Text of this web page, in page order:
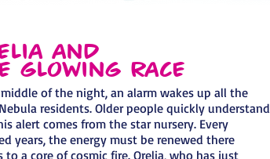
and
Glowing Race
of the night, an alarm wakes up all the
residents. Older people quickly understand
alert comes from the star nursery. Every
years, the energy must be renewed there
to a core of cosmic fire. Orelia, who has just